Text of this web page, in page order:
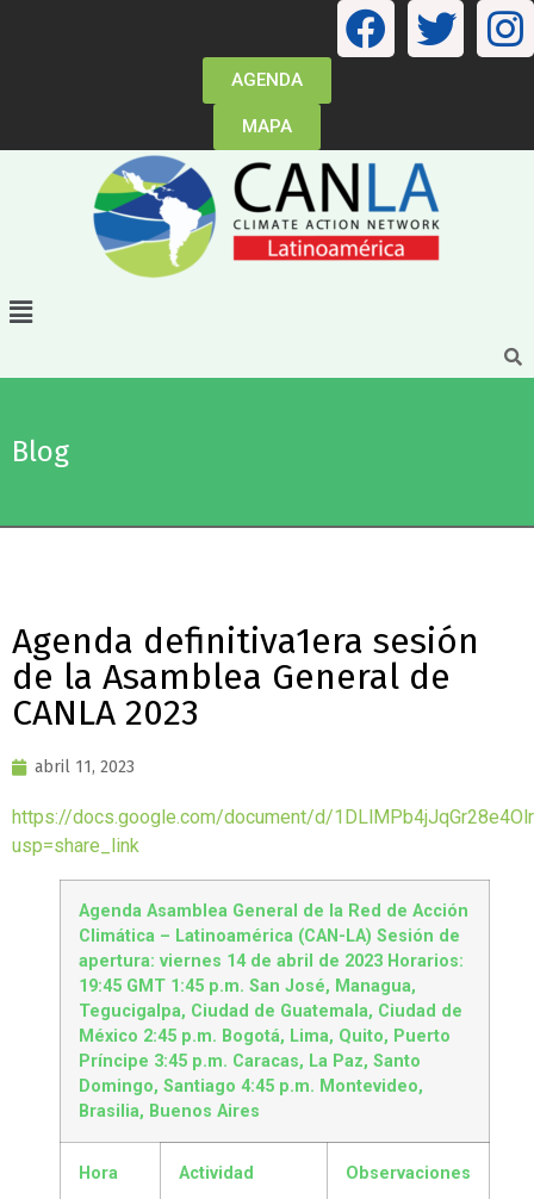
AGENDA
MAPA
Blog
Agenda definitiva1era sesión
de la Asamblea General de
CANLA 2023
abril 11, 2023
https://docs.google.com/document/d/
usp=share_link
Agenda Asamblea General de la Red de Acción
Climática – Latinoamérica (CAN-LA) Sesión de
apertura: viernes 14 de abril de 2023 Horarios:
19:45 GMT 1:45 p.m. San José, Managua,
Tegucigalpa, Ciudad de Guatemala, Ciudad de
México 2:45 p.m. Bogotá, Lima, Quito, Puerto
Príncipe 3:45 p.m. Caracas, La Paz, Santo
Domingo, Santiago 4:45 p.m. Montevideo,
Brasilia, Buenos Aires
Hora Actividad Observaciones